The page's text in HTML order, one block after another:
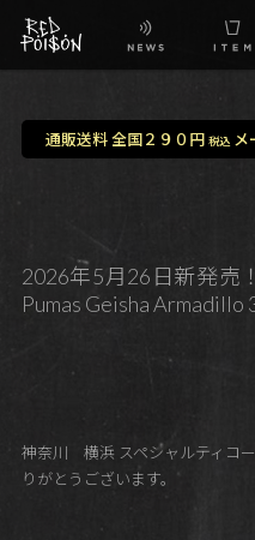
FB
通販送料 全国２９０円 税込メ
2026年5月26日新発売
Pumas Geisha Armadillo
神奈川 横浜 スペシャルティコ
りがとうございます。